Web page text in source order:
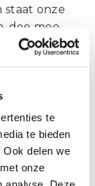
te
te bieden
delen we
onze
staat onze
doe mee
kracht van
maar
treffend
die